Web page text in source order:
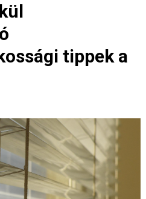
tippek a